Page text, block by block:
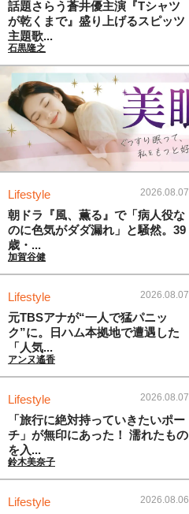
話題さらう蒼井優主演『Tシャツ
が乾くまで』盛り上げるスピッツ
主題歌...
石黒隆之
Lifestyle 2026.08.07
朝ドラ『風、薫る』で「病人役な
のに色気がダダ漏れ」と騒然。39
歳・...
加賀谷健
Lifestyle 2026.08.07
元TBSアナが“一人で猛パニッ
ク”に。日ハム本拠地で遭遇した
「人気...
アンヌ遙香
Lifestyle 2026.08.07
「旅行に絶対持っていきたいポー
チ」が無印にあった！ 濡れたもの
を入...
鈴木美奈子
Lifestyle 2026.08.06